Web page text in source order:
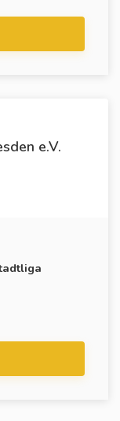
e.V.